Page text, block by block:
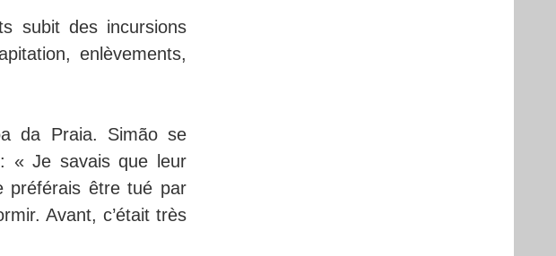
subit des incursions
enlèvements,
da Praia. Simão se
« Je savais que leur
préférais être tué par
Avant, c’était très